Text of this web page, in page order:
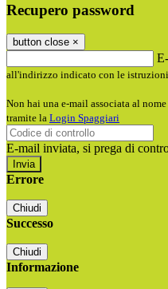
Recupero password
button close ×
all'indirizzo indicato con le istruzioni
Non hai una e-mail associata al
tramite la Login Spaggiari
E-mail inviata, si prega di
Errore
Chiudi
Successo
Chiudi
Informazione